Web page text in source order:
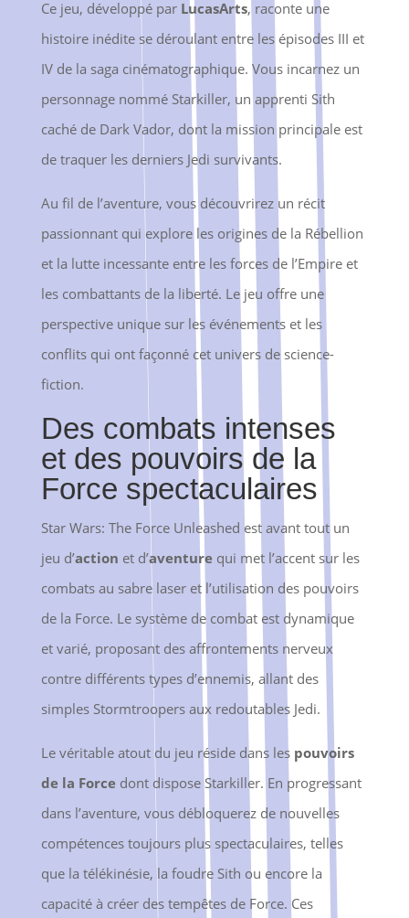
Ce jeu, développé par LucasArts, raconte une
histoire inédite se déroulant entre les épisodes III et
IV de la saga cinématographique. Vous incarnez un
personnage nommé Starkiller, un apprenti Sith
caché de Dark Vador, dont la mission principale est
de traquer les derniers Jedi survivants.
Au fil de l’aventure, vous découvrirez un récit
passionnant qui explore les origines de la Rébellion
et la lutte incessante entre les forces de l’Empire et
les combattants de la liberté. Le jeu offre une
perspective unique sur les événements et les
conflits qui ont façonné cet univers de science-
fiction.
Des combats intenses
et des pouvoirs de la
Force spectaculaires
Star Wars: The Force Unleashed est avant tout un
jeu d’action et d’aventurequi met l’accent sur les
combats au sabre laser et l’utilisation des pouvoirs
de la Force. Le système de combat est dynamique
et varié, proposant des affrontements nerveux
contre différents types d’ennemis, allant des
simples Stormtroopers aux redoutables Jedi.
Le véritable atout du jeu réside dans les pouvoirs
de la Forcedont dispose Starkiller. En progressant
dans l’aventure, vous débloquerez de nouvelles
compétences toujours plus spectaculaires, telles
que la télékinésie, la foudre Sith ou encore la
capacité à créer des tempêtes de Force. Ces